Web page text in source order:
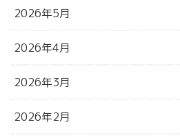
2026年5月
2026年4月
2026年3月
2026年2月